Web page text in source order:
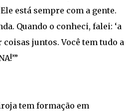
está sempre com a gente.
Quando o conheci, falei: ‘a
juntos. Você tem tudo a
tem formação em